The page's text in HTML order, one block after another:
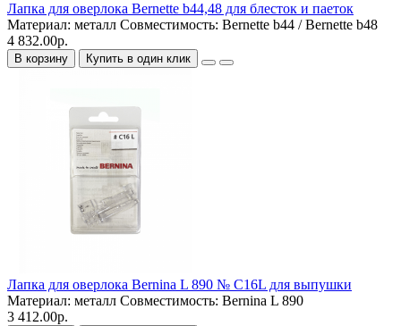
Лапка для оверлока Bernette b44,48 для блесток и паеток
Материал: металл Совместимость: Bernette b44 / Bernette b48
4 832.00р.
В корзину Купить в один клик
Лапка для оверлока Bernina L 890 № C16L для выпушки
Материал: металл Совместимость: Bernina L 890
3 412.00р.